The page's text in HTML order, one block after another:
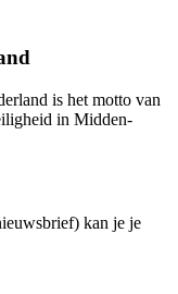
is het motto van
in Midden-
kan je je